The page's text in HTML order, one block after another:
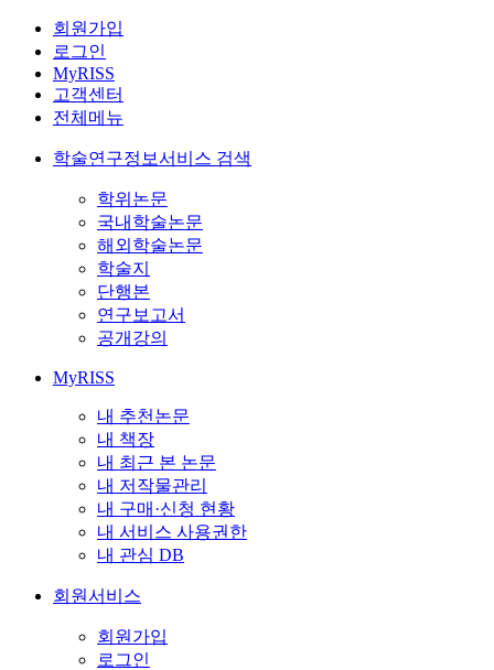
회원가입
로그인
MyRISS
고객센터
전체메뉴
학술연구정보서비스 검색
학위논문
국내학술논문
해외학술논문
학술지
단행본
연구보고서
공개강의
MyRISS
내 추천논문
내 책장
내 최근 본 논문
내 저작물관리
내 구매·신청 현황
내 서비스 사용권한
내 관심 DB
회원서비스
회원가입
로그인